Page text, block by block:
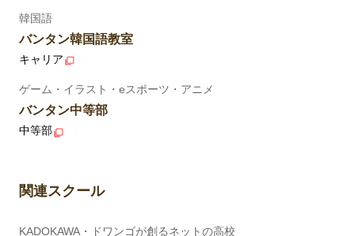
韓国語
バンタン韓国語教室
キャリア
ゲーム・イラスト・eスポーツ・アニメ
バンタン中等部
中等部
関連スクール
KADOKAWA・ドワンゴが創るネットの高校